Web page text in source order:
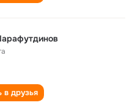
в друзья